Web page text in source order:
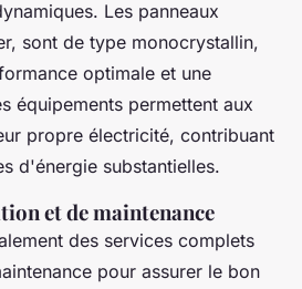
Les panneaux
sont de type monocrystallin,
optimale et une
équipements permettent aux
propre électricité, contribuant
d'énergie substantielles.
et de maintenance
des services complets
pour assurer le bon